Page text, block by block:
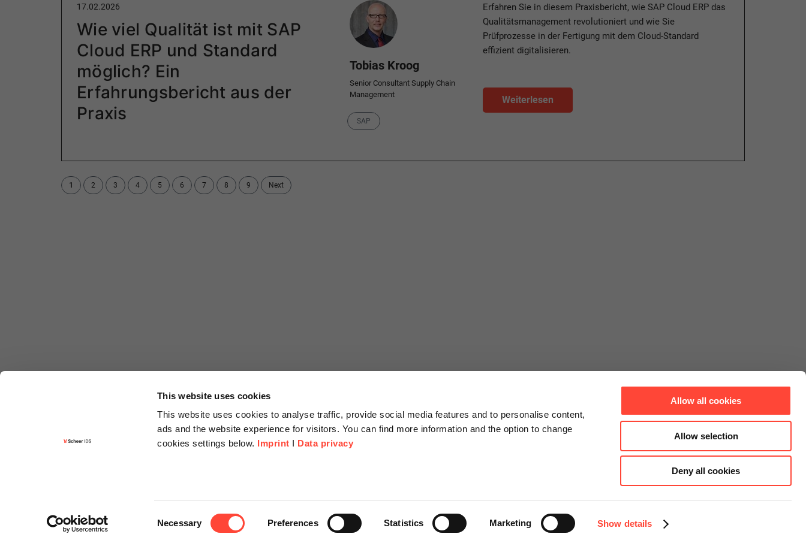
This website uses cookies
This website uses cookies to analyse traffic, provide social media features and to personalise content,
ads and the website experience for visitors. You can find more information and the option to change
cookies settings below. Imprint I Data privacy
Necessary Preferences Statistics Marketing Show details
Allow all cookies
Allow selection
Deny all cookies
17.02.2026
Wie viel Qualität ist mit SAP
Cloud ERP und Standard
möglich? Ein
Erfahrungsbericht aus der
Praxis
Author
Tobias Kroog
Senior Consultant Supply Chain
Management
Category
SAP
Erfahren Sie in diesem Praxisbericht, wie SAP Cloud ERP das
Qualitätsmanagement revolutioniert und wie Sie
Prüfprozesse in der Fertigung mit dem Cloud-Standard
effizient digitalisieren.
Weiterlesen
1 2 3 4 5 6 7 8 9 Next
Kontakt
Angebotsanfrage
Über Uns
Scheer Group
Instagram
Facebook